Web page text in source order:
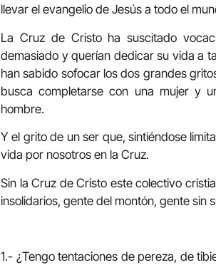
llevar el evangelio de Jesús a todo el
La Cruz de Cristo ha suscitado
demasiado y querían dedicar su vida a
han sabido sofocar los dos grandes
busca completarse con una mujer y
hombre.
Y el grito de un ser que, sintiéndose
vida por nosotros en la Cruz.
Sin la Cruz de Cristo este colectivo
insolidarios, gente del montón, gente sin
1.- ¿Tengo tentaciones de pereza, de